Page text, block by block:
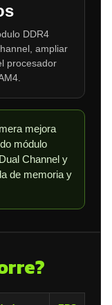
DDR4
ampliar
procesador
mejora
módulo
Channel y
de memoria y